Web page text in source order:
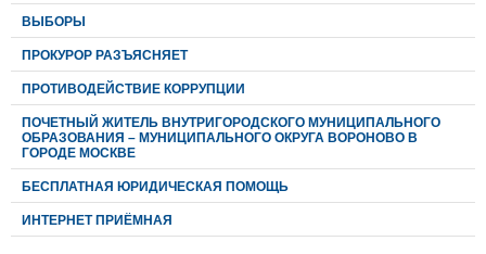
ВЫБОРЫ
ПРОКУРОР РАЗЪЯСНЯЕТ
ПРОТИВОДЕЙСТВИЕ КОРРУПЦИИ
ПОЧЕТНЫЙ ЖИТЕЛЬ ВНУТРИГОРОДСКОГО МУНИЦИПАЛЬНОГО
ОБРАЗОВАНИЯ – МУНИЦИПАЛЬНОГО ОКРУГА ВОРОНОВО В
ГОРОДЕ МОСКВЕ
БЕСПЛАТНАЯ ЮРИДИЧЕСКАЯ ПОМОЩЬ
ИНТЕРНЕТ ПРИЁМНАЯ